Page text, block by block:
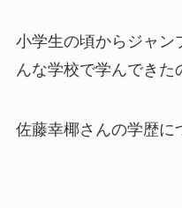
小学生の頃からジャン
んな学校で学んできた
佐藤幸椰さんの学歴に